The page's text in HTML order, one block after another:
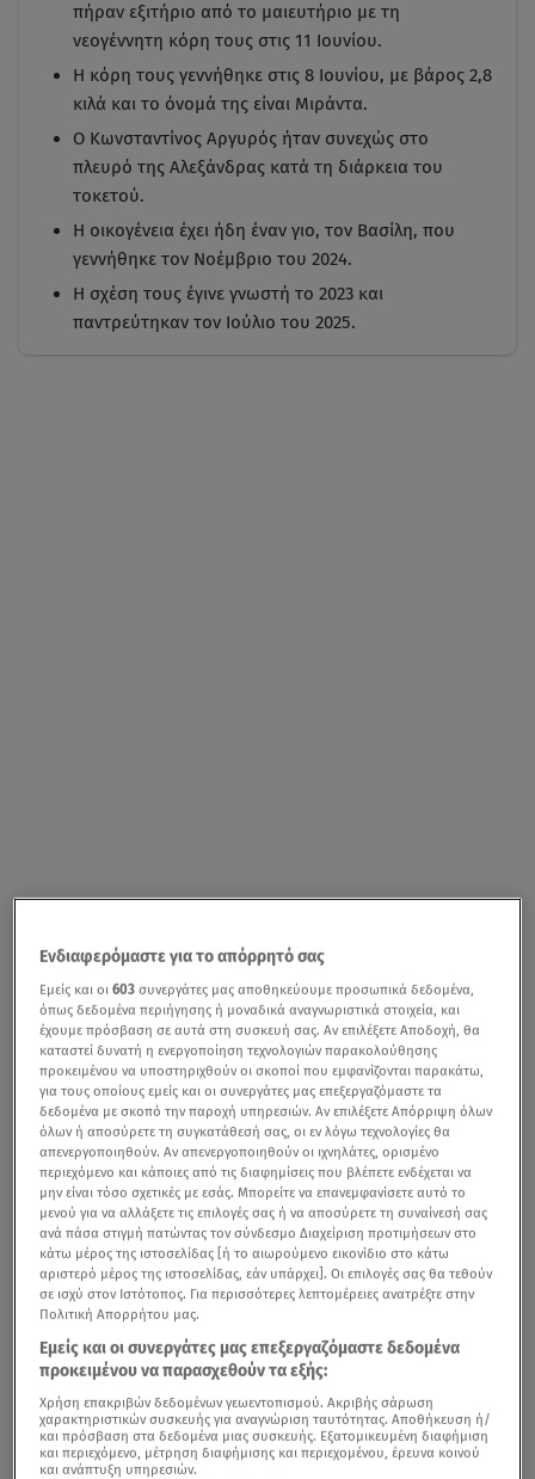
πήραν εξιτήριο από το μαιευτήριο με τη
νεογέννητη κόρη τους στις 11 Ιουνίου.
Η κόρη τους γεννήθηκε στις 8 Ιουνίου, με βάρος 2,8
κιλά και το όνομά της είναι Μιράντα.
Ο Κωνσταντίνος Αργυρός ήταν συνεχώς στο
πλευρό της Αλεξάνδρας κατά τη διάρκεια του
τοκετού.
Η οικογένεια έχει ήδη έναν γιο, τον Βασίλη, που
γεννήθηκε τον Νοέμβριο του 2024.
Η σχέση τους έγινε γνωστή το 2023 και
παντρεύτηκαν τον Ιούλιο του 2025.
Ενδιαφερόμαστε για το απόρρητό σας
Εμείς και οι603 συνεργάτες μας αποθηκεύουμε προσωπικά δεδομένα,
όπως δεδομένα περιήγησης ή μοναδικά αναγνωριστικά στοιχεία, και
έχουμε πρόσβαση σε αυτά στη συσκευή σας. Αν επιλέξετε Αποδοχή, θα
καταστεί δυνατή η ενεργοποίηση τεχνολογιών παρακολούθησης
προκειμένου να υποστηριχθούν οι σκοποί που εμφανίζονται παρακάτω,
για τους οποίους εμείς και οι συνεργάτες μας επεξεργαζόμαστε τα
δεδομένα με σκοπό την παροχή υπηρεσιών. Αν επιλέξετε Απόρριψη όλων
όλων ή αποσύρετε τη συγκατάθεσή σας, οι εν λόγω τεχνολογίες θα
απενεργοποιηθούν. Αν απενεργοποιηθούν οι ιχνηλάτες, ορισμένο
περιεχόμενο και κάποιες από τις διαφημίσεις που βλέπετε ενδέχεται να
μην είναι τόσο σχετικές με εσάς. Μπορείτε να επανεμφανίσετε αυτό το
μενού για να αλλάξετε τις επιλογές σας ή να αποσύρετε τη συναίνεσή σας
ανά πάσα στιγμή πατώντας τον σύνδεσμο Διαχείριση προτιμήσεων στο
κάτω μέρος της ιστοσελίδας [ή το αιωρούμενο εικονίδιο στο κάτω
αριστερό μέρος της ιστοσελίδας, εάν υπάρχει]. Οι επιλογές σας θα τεθούν
σε ισχύ στον Ιστότοπος. Για περισσότερες λεπτομέρειες ανατρέξτε στην
Πολιτική Απορρήτου μας.
Εμείς και οι συνεργάτες μας επεξεργαζόμαστε δεδομένα
προκειμένου να παρασχεθούν τα εξής:
Χρήση επακριβών δεδομένων γεωεντοπισμού. Ακριβής σάρωση
χαρακτηριστικών συσκευής για αναγνώριση ταυτότητας. Αποθήκευση ή/
και πρόσβαση στα δεδομένα μιας συσκευής. Εξατομικευμένη διαφήμιση
και περιεχόμενο, μέτρηση διαφήμισης και περιεχομένου, έρευνα κοινού
και ανάπτυξη υπηρεσιών.